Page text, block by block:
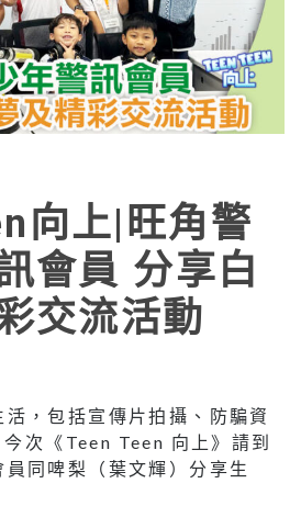
向上|旺角警
會員 分享白
交流活動
，包括宣傳片拍攝、防騙資
次《Teen Teen 向上》請到
同啤梨（葉文輝）分享生